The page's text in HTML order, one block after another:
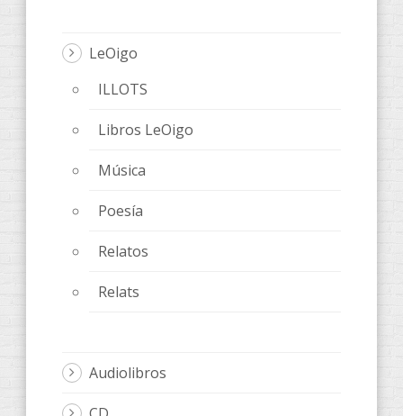
LeOigo
ILLOTS
Libros LeOigo
Música
Poesía
Relatos
Relats
Audiolibros